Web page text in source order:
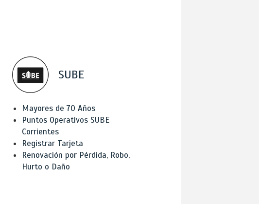
SUBE
Mayores de 70 Años
Puntos Operativos SUBE
Corrientes
Registrar Tarjeta
Renovación por Pérdida, Robo,
Hurto o Daño